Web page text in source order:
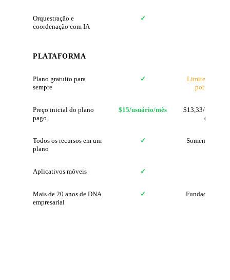
Orquestração e
coordenação com IA
✓
PLATAFORMA
Plano gratuito para
sempre
✓
Limite de 40
por reunião
Preço inicial do plano
pago
$15/usuário/mês
$13,33/usuário/
(Pro)
Todos os recursos em um
plano
✓ Somente
Aplicativos móveis ✓
Mais de 20 anos de DNA
empresarial
✓ Fundada em